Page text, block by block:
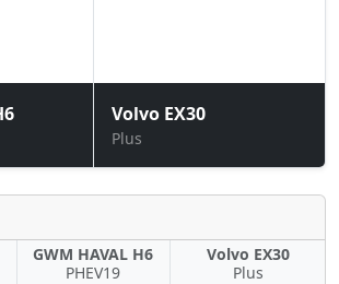
Volvo EX30
Plus
GWM HAVAL H6
PHEV19
Volvo EX30
Plus